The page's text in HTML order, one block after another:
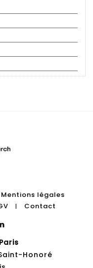
Mentions légales
| Contact
Honoré